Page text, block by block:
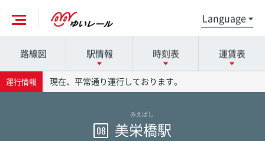
各駅の詳細は駅名を押してください
那覇空港駅
時刻表の詳細は駅名を押してください
那覇空港駅
運賃表の詳細は駅名を押してください
那覇空港駅
路線図 駅情報 時刻表 運賃表
運行情報 現在、平常通り運行しております。
みえばし
08 美栄橋駅